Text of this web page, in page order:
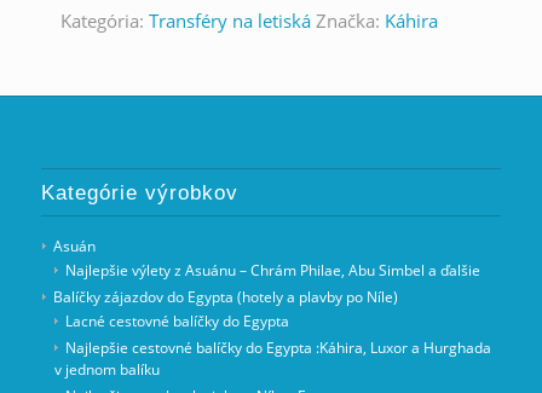
Kategória: Transféry na letiská Značka: Káhira
Kategórie výrobkov
Asuán
Najlepšie výlety z Asuánu – Chrám Philae, Abu Simbel a ďalšie
Balíčky zájazdov do Egypta (hotely a plavby po Níle)
Lacné cestovné balíčky do Egypta
Najlepšie cestovné balíčky do Egypta :Káhira, Luxor a Hurghada
v jednom balíku